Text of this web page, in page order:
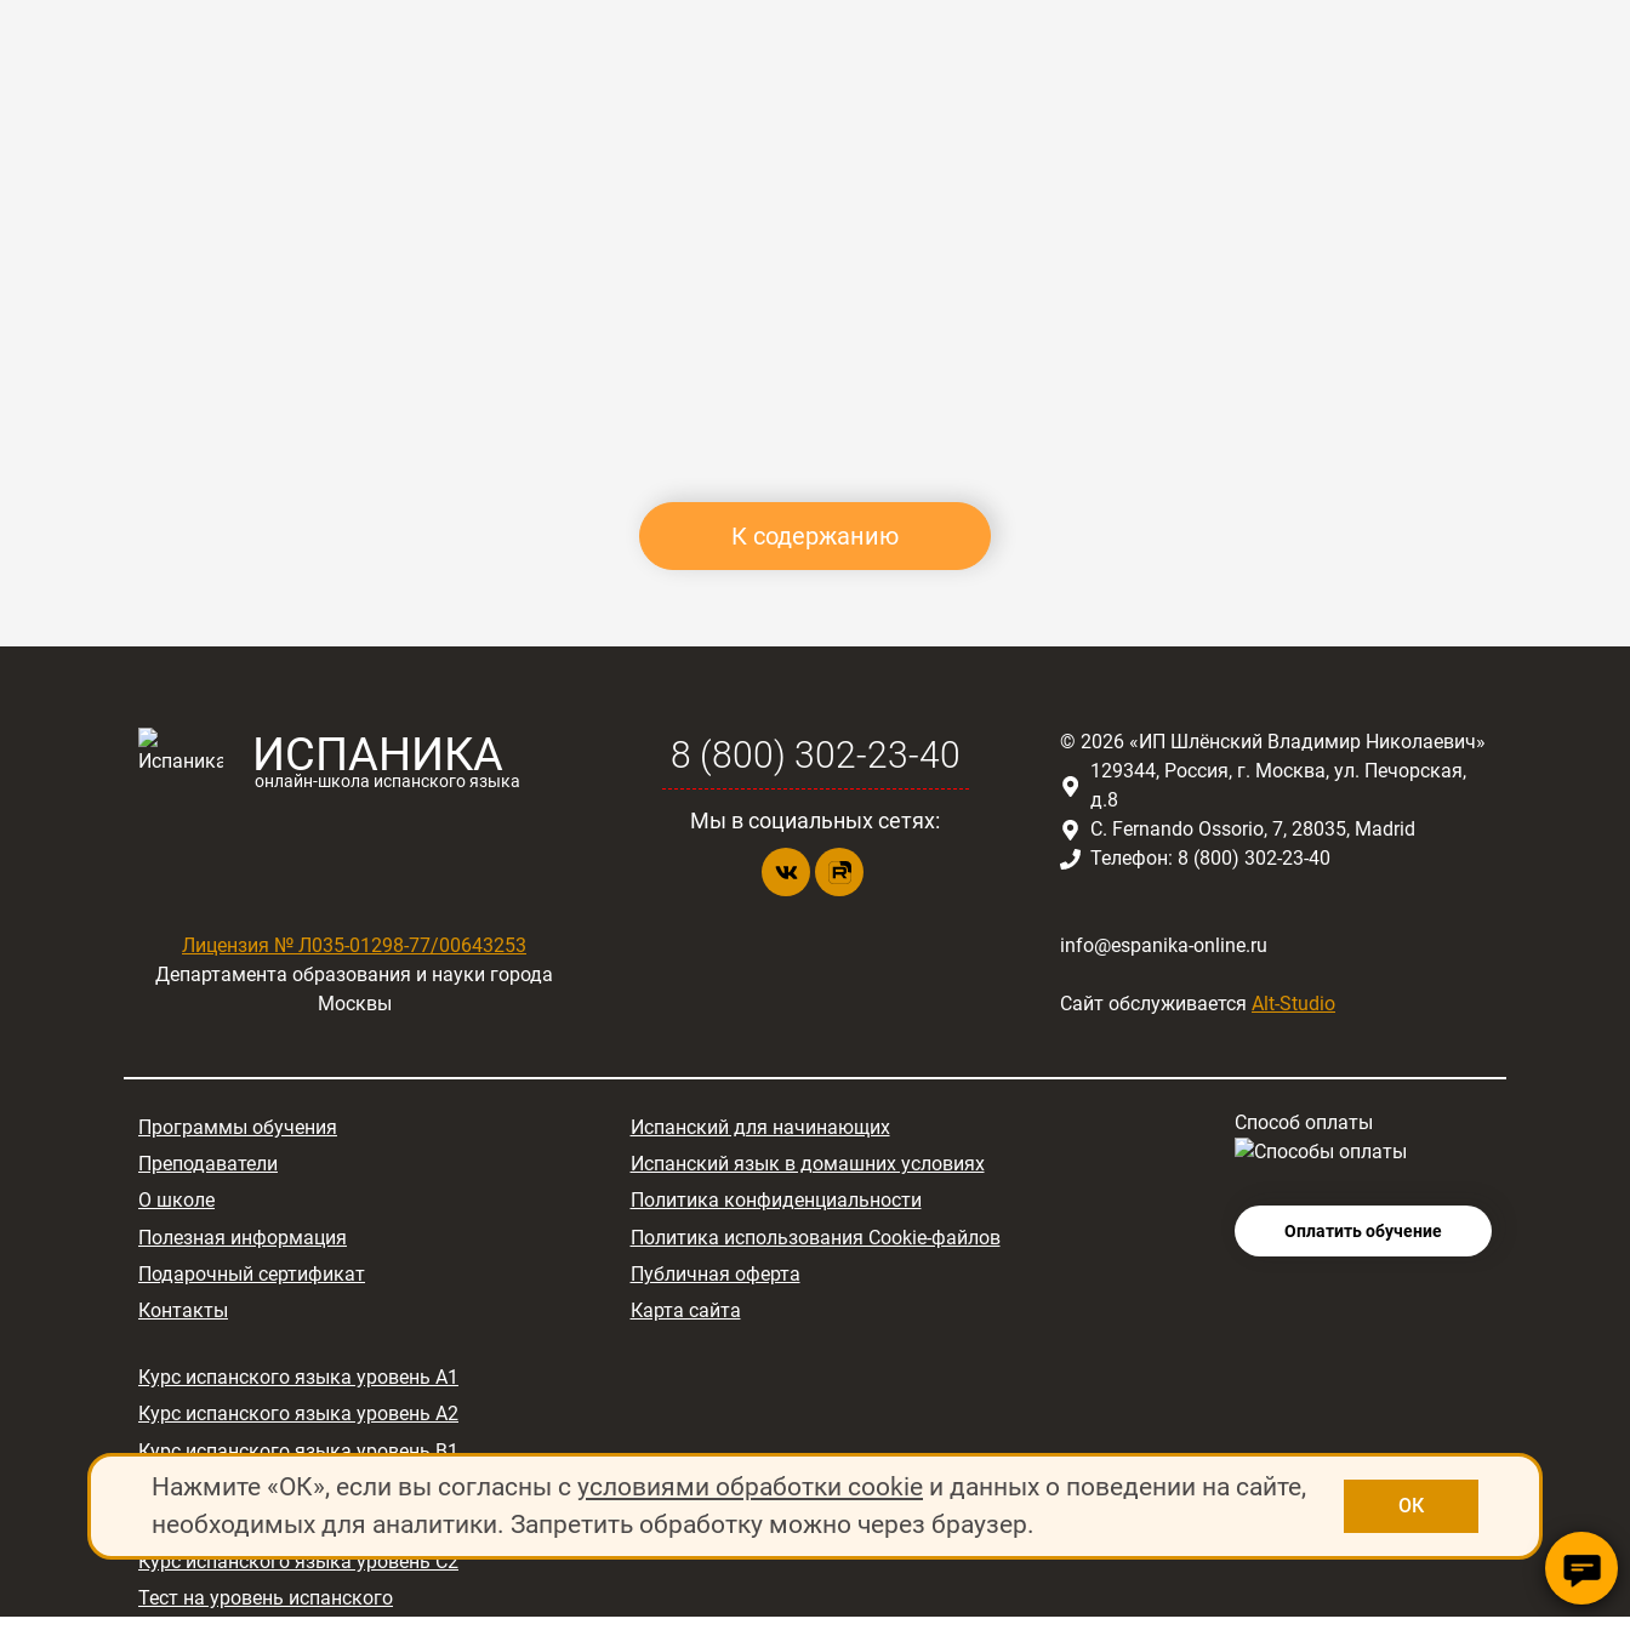
К содержанию
ИСПАНИКА
онлайн-школа испанского языка
Лицензия № Л035-01298-77/00643253
Департамента образования и науки города
Москвы
8 (800) 302-23-40
Мы в социальных сетях:
© 2026 «ИП Шлёнский Владимир Николаевич»
129344, Россия, г. Москва, ул. Печорская,
д.8
C. Fernando Ossorio, 7, 28035, Madrid
Телефон: 8 (800) 302-23-40
info@espanika-online.ru
Сайт обслуживается Alt-Studio
Программы обучения
Преподаватели
О школе
Полезная информация
Подарочный сертификат
Контакты
Испанский для начинающих
Испанский язык в домашних условиях
Политика конфиденциальности
Политика использования Cookie-файлов
Публичная оферта
Карта сайта
Способ оплаты
Оплатить обучение
Курс испанского языка уровень A1
Курс испанского языка уровень A2
Курс испанского языка уровень B1
Курс испанского языка уровень B2
Курс испанского языка уровень C1
Курс испанского языка уровень C2
Тест на уровень испанского
Нажмите «ОК», если вы согласны с условиями обработки cookie и данных о поведении на сайте,
необходимых для аналитики. Запретить обработку можно через браузер.
ОК